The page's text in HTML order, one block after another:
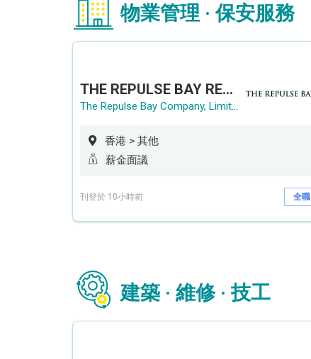
物業管理 · 保安服務
THE REPULSE BAY RECRUITMENT DAY 淺水灣影灣園人才招聘會
The Repulse Bay Company, Limited
香港 > 其他
薪金面議
刊登於 10小時前 全職
建築 · 維修 · 技工